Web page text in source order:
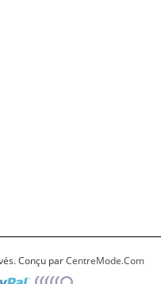
Conçu parCentreMode.Com